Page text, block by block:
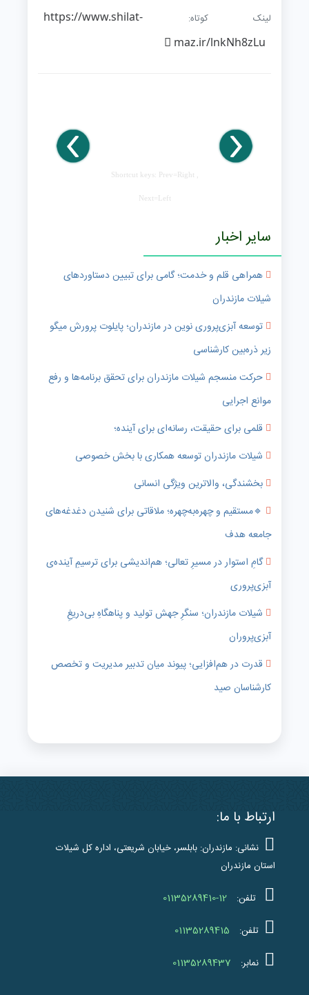
لینک کوتاه:https://www.shilat-
maz.ir/lnkNh8zLu
Shortcut keys: Prev=Right ,
Next=Left
سایر اخبار
همراهی قلم و خدمت؛ گامی برای تبیین دستاوردهای
شیلات مازندران
توسعه آبزی‌پروری نوین در مازندران؛ پایلوت پرورش میگو
زیر ذره‌بین کارشناسی
حرکت منسجم شیلات مازندران برای تحقق برنامه‌ها و رفع
موانع اجرایی
قلمی برای حقیقت، رسانه‌ای برای آینده؛
شیلات مازندران توسعه همکاری با بخش خصوصی
بخشندگی، والاترین ویژگی انسانی
🔹️مستقیم و چهره‌به‌چهره؛ ملاقاتی برای شنیدن دغدغه‌های
جامعه هدف
گامِ استوار در مسیرِ تعالی؛ هم‌اندیشی برای ترسیمِ آینده‌ی
آبزی‌پروری
شیلات مازندران؛ سنگرِ جهش تولید و پناهگاهِ بی‌دریغِ
آبزی‌پروران
قدرت در هم‌افزایی؛ پیوند میان تدبیر مدیریت و تخصص
کارشناسان صید
ارتباط با ما:
نشانی: مازندران: بابلسر، خیابان شریعتی، اداره کل شیلات
استان مازندران
تلفن: 01135289410-12
تلفن: 01135289415
نمابر: 01135289437